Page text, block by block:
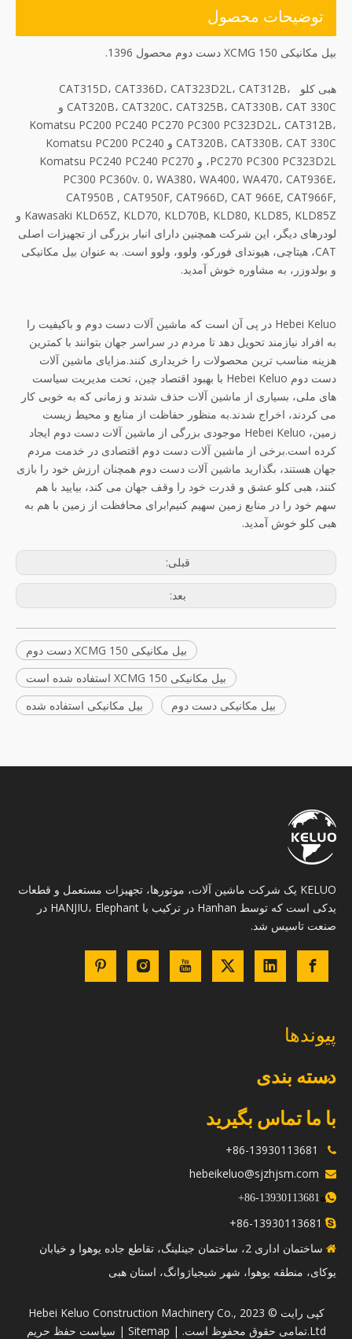
توضیحات محصول
بیل مکانیکی XCMG 150 دست دوم محصول 1396.
هبی کلو CAT315D، CAT336D، CAT323D2L، CAT312B،
CAT320B، CAT320C، CAT325B، CAT330B، CAT 330C و
Komatsu PC200 PC240 PC270 PC300 PC323D2L، CAT312B،
CAT320B، CAT330B، CAT 330C و Komatsu PC200 PC240
PC270 PC300 PC323D2L، و Komatsu PC240 PC240 PC270
PC300 PC360v. 0، WA380، WA400، WA470، CAT936E،
CAT950B , CAT950F, CAT966D, CAT 966E, CAT966F,
Kawasaki KLD65Z, KLD70, KLD70B, KLD80, KLD85, KLD85Z و
لودرهای دیگر، این شرکت همچنین دارای انبار بزرگی از تجهیزات اصلی
CAT، هیتاچی، هیوندای فورکو، ولوو، ولوو است. به عنوان بیل مکانیکی
و بولدوزر، به مشاوره خوش آمدید.
Hebei Keluo در پی آن است که ماشین آلات دست دوم و باکیفیت را
به افراد نیازمند تحویل دهد تا مردم در سراسر جهان بتوانند با کمترین
هزینه مناسب ترین محصولات را خریداری کنند.مزایای ماشین آلات
دست دوم Hebei Keluo با بهبود اقتصاد چین، تحت مدیریت سیاست
های ملی، بسیاری از ماشین آلات حذف شدند و زمانی که به خوبی کار
می کردند، اخراج شدند.به منظور حفاظت از منابع و محیط زیست
زمین، Hebei Keluo موجودی بزرگی از ماشین آلات دست دوم ایجاد
کرده است.برخی از ماشین آلات دست دوم اقتصادی در خدمت مردم
جهان هستند، بگذارید ماشین آلات دست دوم همچنان ارزش خود را بازی
کنند، هبی کلو عشق و قدرت خود را وقف جهان می کند، بیایید با هم
سهم خود را در منابع زمین سهیم کنیم!برای محافظت از زمین با هم به
هبی کلو خوش آمدید.
قبلی:
بعد:
بیل مکانیکی XCMG 150 دست دوم
بیل مکانیکی XCMG 150 استفاده شده است
بیل مکانیکی استفاده شده
بیل مکانیکی دست دوم
KELUO یک شرکت ماشین آلات، موتورها، تجهیزات مستعمل و قطعات
یدکی است که توسط Hanhan در ترکیب با HANJIU، Elephant در
صنعت تاسیس شد.
پیوندها
دسته بندی
با ما تماس بگیرید


hebeikeluo@sjzhjsm.com
ه 13930113681-86
+


ساختمان اداری 2، ساختمان جینلینگ، تقاطع جاده یوهوا و خیابان
یوکای، منطقه یوهوا، شهر شیجیاژوانگ، استان هبی
​کپی رایت © 2023 Hebei Keluo Construction Machinery Co.,
Ltd.تمامی حقوق محفوظ است. |
Sitemap
| سیاست حفظ حریم